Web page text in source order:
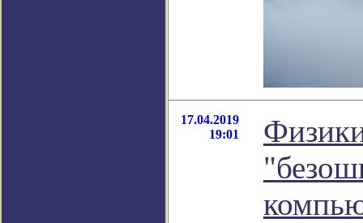
17.04.2019
19:01